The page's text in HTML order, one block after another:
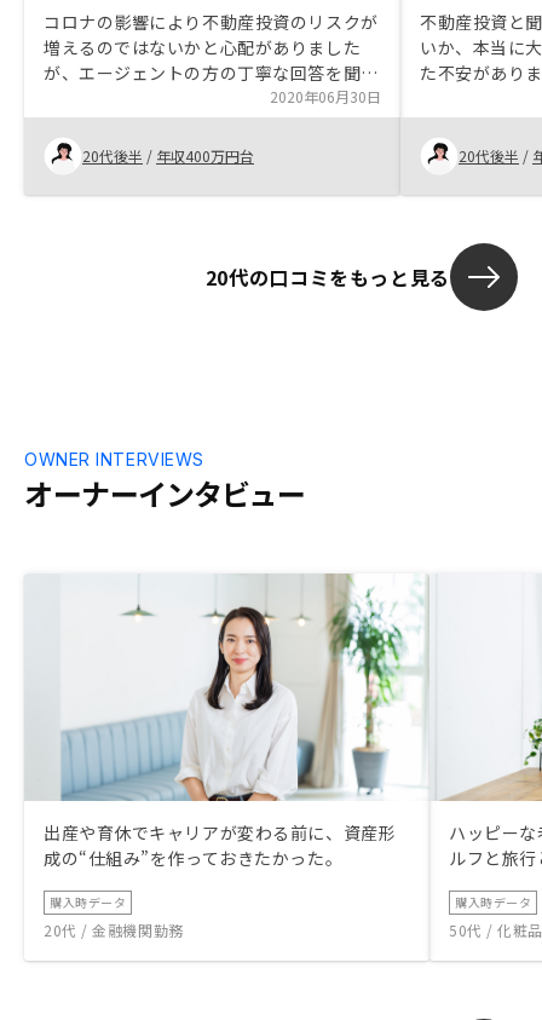
コロナの影響により不動産投資のリスクが
増えるのではないかと心配がありました
が、エージェントの方の丁寧な回答を聞い
て安心して購入することができました。物
件の資料を渡す際に、ハザードマップや路
線価図に物件の場所を示すようにして頂く
と分かりやすいです。
2020年06月30日
20代後半 / 年収400万円台
不動産投資と
いか、本当に
た不安があり
に合う老後の
うメリットが
ません。
20代後半 /
20代の口コミをもっと見る
オーナーインタビュー
OWNER INTERVIEWS
出産や育休でキャリアが変わる前に、資産形
成の“仕組み”を作っておきたかった。
購入時データ
20代 / 金融機関勤務
ハッピー
ルフと旅
購入時データ
50代 / 化粧